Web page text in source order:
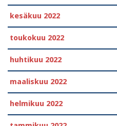
kesäkuu 2022
toukokuu 2022
huhtikuu 2022
maaliskuu 2022
helmikuu 2022